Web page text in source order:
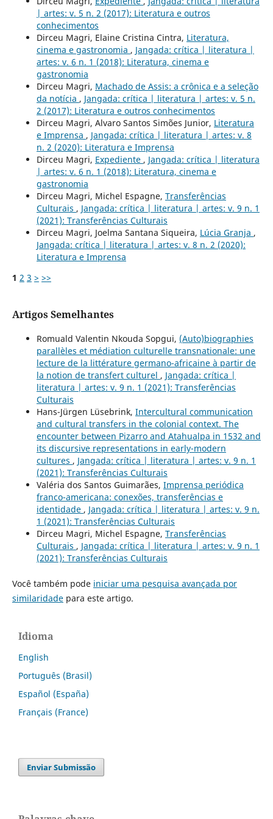
| artes: v. 5 n. 2 (2017): Literatura e outros
conhecimentos
Dirceu Magri, Elaine Cristina Cintra, Literatura,
cinema e gastronomia , Jangada: crítica | literatura |
artes: v. 6 n. 1 (2018): Literatura, cinema e
gastronomia
Dirceu Magri, Machado de Assis: a crônica e a seleção
da notícia , Jangada: crítica | literatura | artes: v. 5 n.
2 (2017): Literatura e outros conhecimentos
Dirceu Magri, Alvaro Santos Simões Junior, Literatura
e Imprensa , Jangada: crítica | literatura | artes: v. 8
n. 2 (2020): Literatura e Imprensa
Dirceu Magri, Expediente , Jangada: crítica | literatura
| artes: v. 6 n. 1 (2018): Literatura, cinema e
gastronomia
Dirceu Magri, Michel Espagne, Transferências
Culturais , Jangada: crítica | literatura | artes: v. 9 n. 1
(2021): Transferências Culturais
Dirceu Magri, Joelma Santana Siqueira, Lúcia Granja ,
Jangada: crítica | literatura | artes: v. 8 n. 2 (2020):
Literatura e Imprensa
1 2 3 > >>
Artigos Semelhantes
Romuald Valentin Nkouda Sopgui, (Auto)biographies
parallèles et médiation culturelle transnationale: une
lecture de la littérature germano-africaine à partir de
la notion de transfert culturel , Jangada: crítica |
literatura | artes: v. 9 n. 1 (2021): Transferências
Culturais
Hans-Jürgen Lüsebrink, Intercultural communication
and cultural transfers in the colonial context. The
encounter between Pizarro and Atahualpa in 1532 and
its discursive representations in early-modern
cultures , Jangada: crítica | literatura | artes: v. 9 n. 1
(2021): Transferências Culturais
Valéria dos Santos Guimarães, Imprensa periódica
franco-americana: conexões, transferências e
identidade , Jangada: crítica | literatura | artes: v. 9 n.
1 (2021): Transferências Culturais
Dirceu Magri, Michel Espagne, Transferências
Culturais , Jangada: crítica | literatura | artes: v. 9 n. 1
(2021): Transferências Culturais
Você também pode iniciar uma pesquisa avançada por
similaridadepara este artigo.
Idioma
English
Português (Brasil)
Español (España)
Français (France)
Enviar Submissão